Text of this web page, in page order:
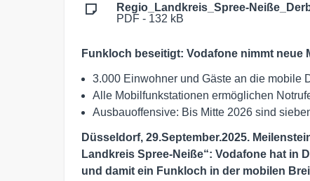
Regio_Landkreis_Spree-
PDF - 132 kB
Funkloch beseitigt: Vodafone nimmt
3.000 Einwohner und Gäste an die mobile
Alle Mobilfunkstationen ermöglichen
Ausbauoffensive: Bis Mitte 2026 sind
Düsseldorf, 29.September.2025.
Landkreis Spree-Neiße“: Vodafone hat in
und damit ein Funkloch in der mobilen